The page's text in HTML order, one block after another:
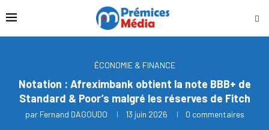
ÉCONOMIE & FINANCE
Notation : Afreximbank obtient la note BBB+ de
Standard & Poor’s malgré les réserves de Fitch
par Fernand DAGOUDO 13 juin 2026 0 commentaires